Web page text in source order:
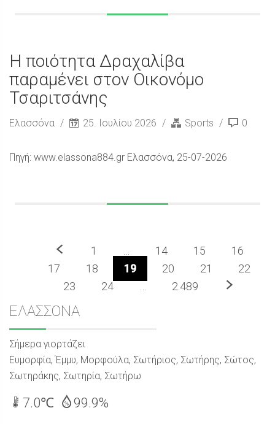
Η ποιότητα Δραχαλίβα
παραμένει στον Οικονόμο
Τσαριτσάνης
Ελασσόνα 25. Ιουλίου 2026 Sports 0
Πηγή: www.elassona884.gr Ελασσόνα, 25-07-2026
Προηγούμενο
1 14 15
16
17
18 19 20 21
22
23
24 2.489 Επόμενο
Sidebar
ΕΛΑΣΣΟΝΑ
Σήμερα γιορτάζει
Ευμορφία, Έμμυ, Μορφούλα, Σωτήριος, Σωτήρης, Σώτος,
Σωτηράκης, Σωτηρία, Σωτήρω
7.0℃ 99.9%